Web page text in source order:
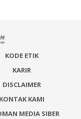
KODE ETIK
KARIR
DISCLAIMER
KONTAK KAMI
MEDIA SIBER